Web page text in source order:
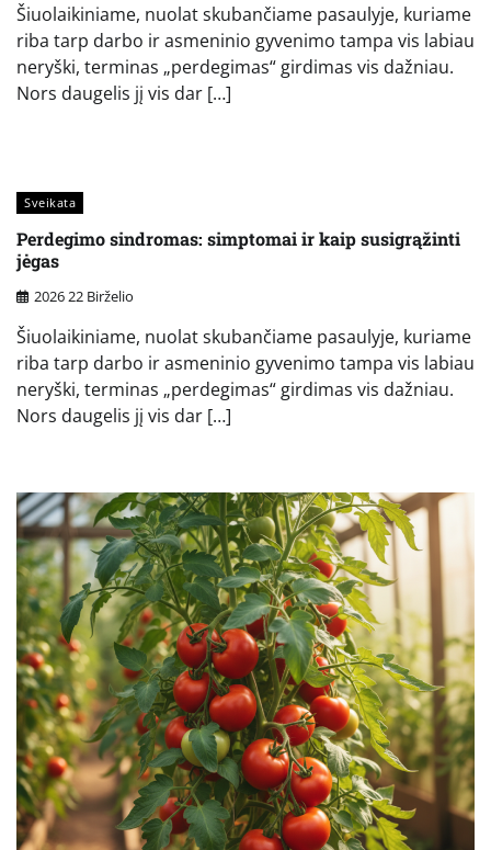
Šiuolaikiniame, nuolat skubančiame pasaulyje, kuriame
riba tarp darbo ir asmeninio gyvenimo tampa vis labiau
neryški, terminas „perdegimas“ girdimas vis dažniau.
Nors daugelis jį vis dar […]
Sveikata
Perdegimo sindromas: simptomai ir kaip susigrąžinti
jėgas
2026 22 Birželio
Šiuolaikiniame, nuolat skubančiame pasaulyje, kuriame
riba tarp darbo ir asmeninio gyvenimo tampa vis labiau
neryški, terminas „perdegimas“ girdimas vis dažniau.
Nors daugelis jį vis dar […]